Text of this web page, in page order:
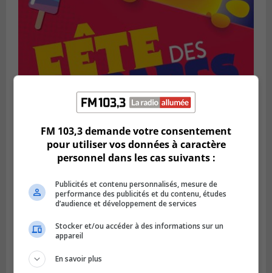
SAINT-BRUNO-DE-MONTARVILLE
Publié le 2 août 2026 à 08h06
BrunoFM 103,3 demande votre consentement
pour utiliser vos données à caractère
personnel dans les cas suivants :
Publicités et contenu personnalisés, mesure de
performance des publicités et du contenu, études
d’audience et développement de services
Stocker et/ou accéder à des informations sur un
appareil
En savoir plus